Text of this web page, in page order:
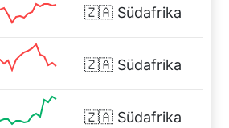
🇿🇦 Südafrika
🇿🇦 Südafrika
🇿🇦 Südafrika